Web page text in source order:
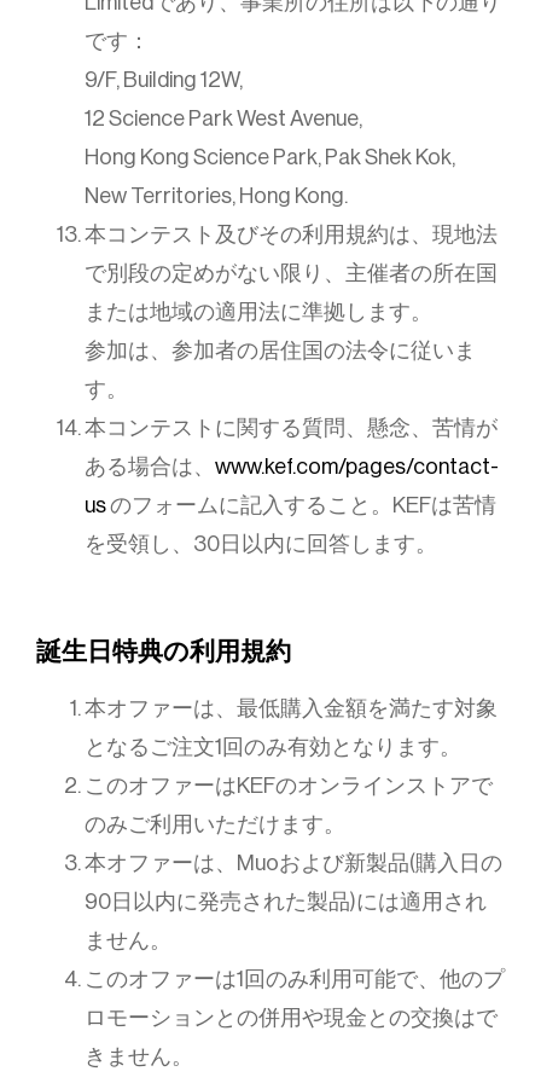
です：
9/F, Building 12W,
12 Science Park West Avenue,
Hong Kong Science Park, Pak Shek Kok,
New Territories, Hong Kong.
本コンテスト及びその利用規約は、現地法
で別段の定めがない限り、主催者の所在国
または地域の適用法に準拠します。
参加は、参加者の居住国の法令に従いま
す。
本コンテストに関する質問、懸念、苦情が
ある場合は、 www.kef.com/pages/contact-
usのフォームに記入すること。KEFは苦情
を受領し、30日以内に回答します。
誕生日特典の利用規約
本オファーは、最低購入金額を満たす対象
となるご注文1回のみ有効となります。
このオファーはKEFのオンラインストアで
のみご利用いただけます。
本オファーは、Muoおよび新製品(購入日の
90日以内に発売された製品)には適用され
ません。
このオファーは1回のみ利用可能で、他のプ
ロモーションとの併用や現金との交換はで
きません。